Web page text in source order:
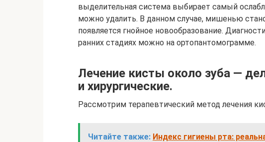
выделительная система выбирает самый
можно удалить. В данном случае, мишенью
появляется гнойное новообразование.
ранних стадиях можно на ортопантомограмме.
Лечение кисты около зуба —
и хирургические.
Рассмотрим терапевтический метод лечения
Читайте также: Индекс гигиены рта: